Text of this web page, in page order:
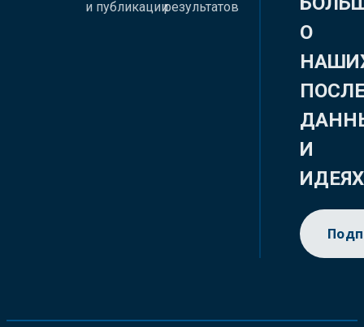
и публикациирезультатов
О
И
ИДЕЯХ